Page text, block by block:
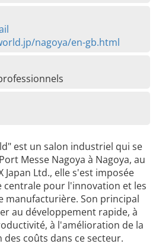
nagoya/en-gb.html
est un salon industriel qui se
Messe Nagoya à Nagoya, au
Japan Ltd., elle s'est imposée
pour l'innovation et les
manufacturière. Son principal
au développement rapide, à
à l'amélioration de la
coûts dans ce secteur.